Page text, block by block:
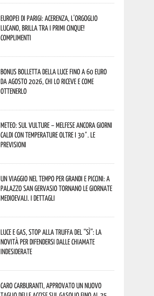
Europei di Parigi: Acerenza, l’orgoglio
lucano, brilla tra i primi cinque!
Complimenti
Bonus bolletta della luce fino a 60 euro
da agosto 2026, chi lo riceve e come
ottenerlo
Meteo: sul Vulture – melfese ancora giorni
caldi con temperature oltre i 30°. Le
previsioni
Un viaggio nel tempo per grandi e piccini: a
Palazzo San Gervasio tornano le Giornate
Medioevali. I dettagli
Luce e gas, stop alla truffa del “Sì”: la
novità per difendersi dalle chiamate
indesiderate
Caro carburanti, approvato un nuovo